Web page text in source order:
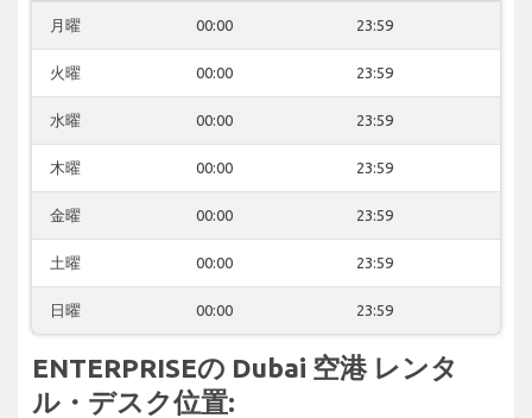
月曜 00:00 23:59
火曜 00:00 23:59
水曜 00:00 23:59
木曜 00:00 23:59
金曜 00:00 23:59
土曜 00:00 23:59
日曜 00:00 23:59
ENTERPRISEの Dubai 空港 レンタ
ル・デスク位置: